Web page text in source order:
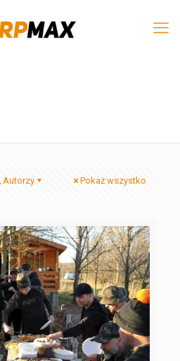
Autorzy Pokaż wszystko